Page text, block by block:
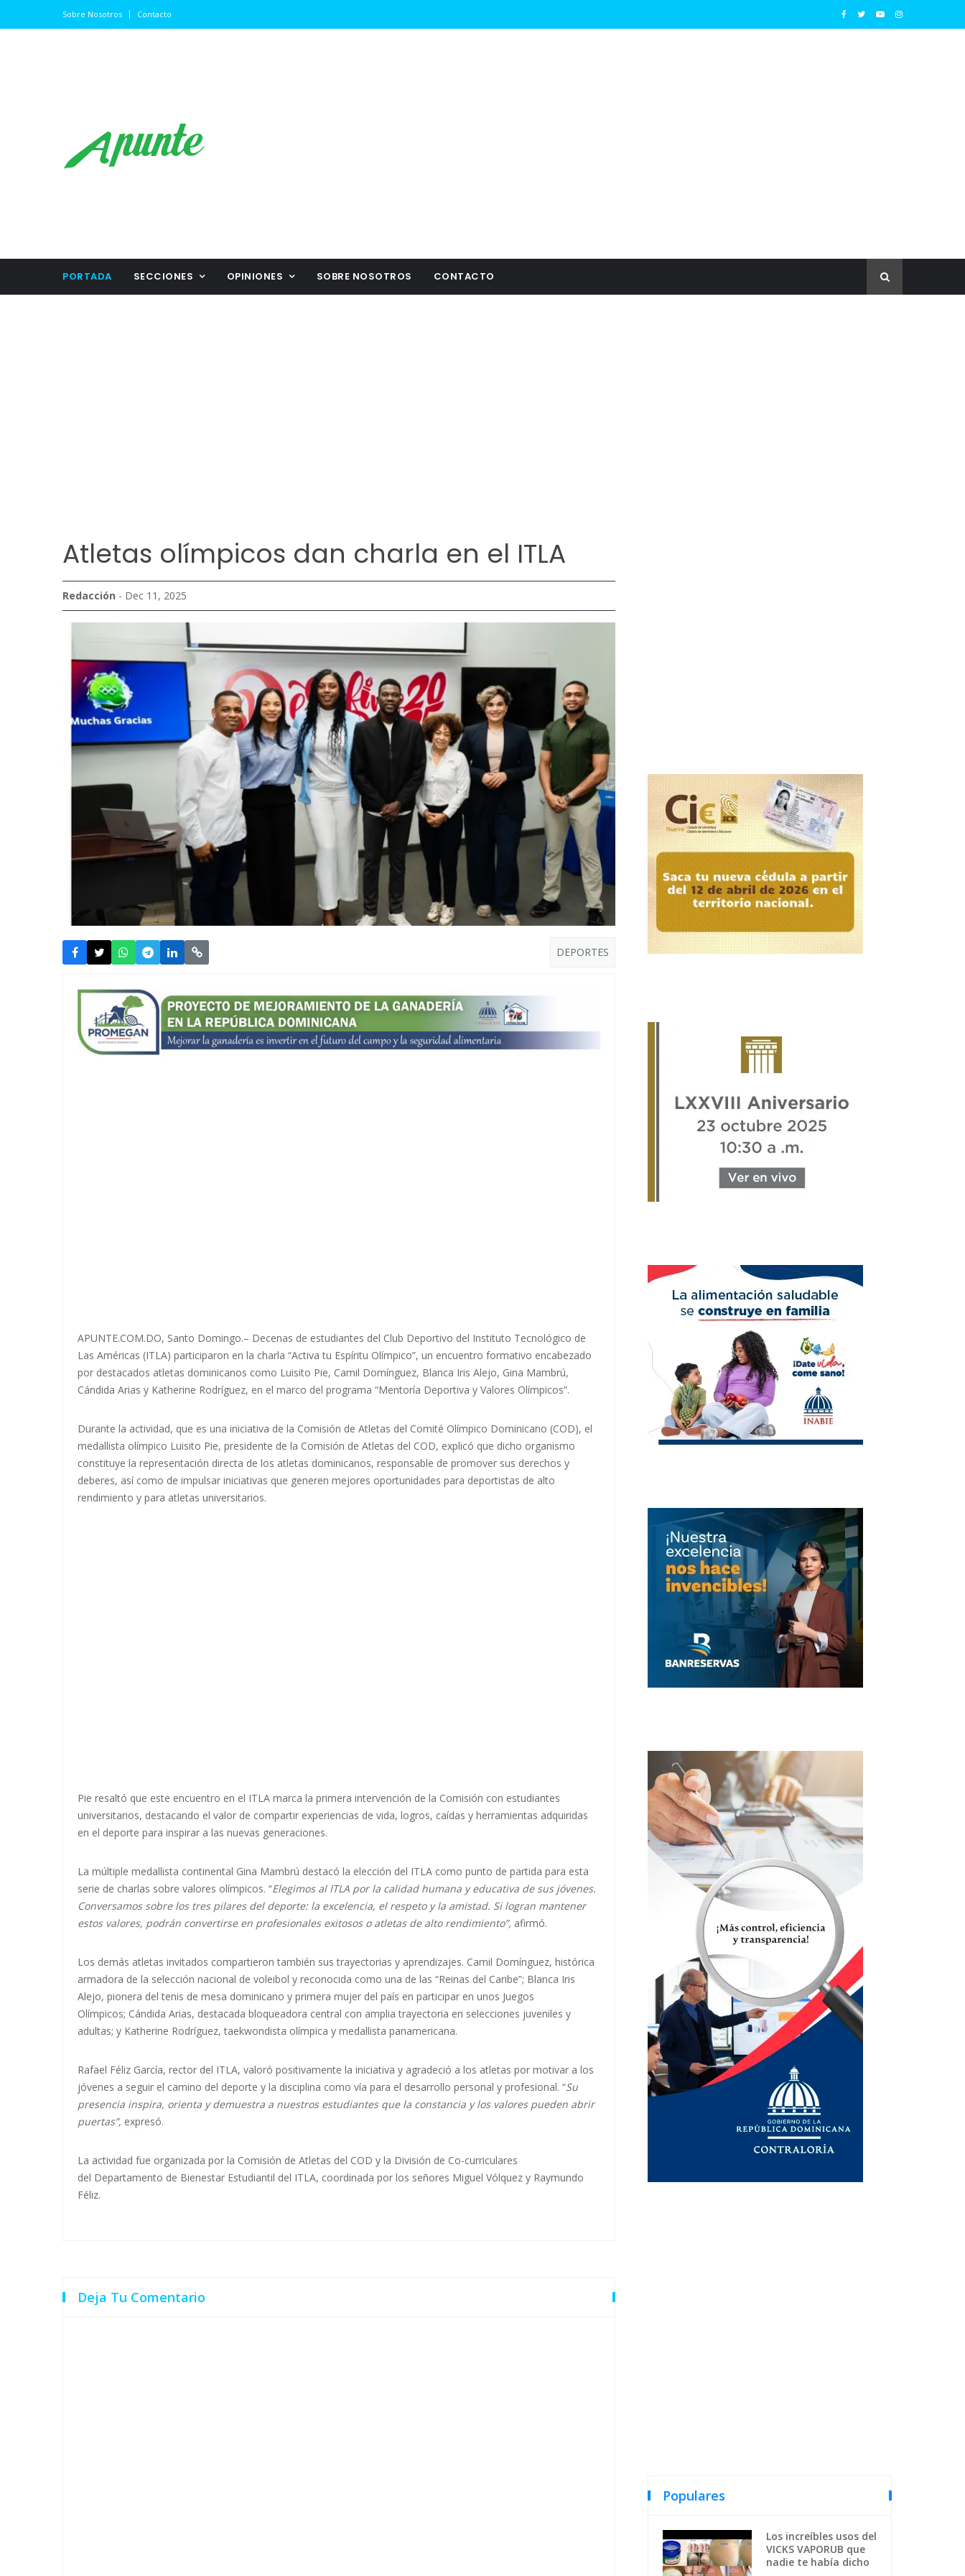
Sobre Nosotros Contacto
PORTADA SECCIONES OPINIONES SOBRE NOSOTROS CONTACTO
Atletas olímpicos dan charla en el ITLA
Redacción - Dec 11, 2025
DEPORTES
APUNTE.COM.DO, Santo Domingo.– Decenas de estudiantes del Club Deportivo del Instituto Tecnológico de
Las Américas (ITLA) participaron en la charla “Activa tu Espíritu Olímpico”, un encuentro formativo encabezado
por destacados atletas dominicanos como Luisito Pie, Camil Domínguez, Blanca Iris Alejo, Gina Mambrú,
Cándida Arias y Katherine Rodríguez, en el marco del programa “Mentoría Deportiva y Valores Olímpicos”.
Durante la actividad, que es una iniciativa de la Comisión de Atletas del Comité Olímpico Dominicano (COD), el
medallista olímpico Luisito Pie, presidente de la Comisión de Atletas del COD, explicó que dicho organismo
constituye la representación directa de los atletas dominicanos, responsable de promover sus derechos y
deberes, así como de impulsar iniciativas que generen mejores oportunidades para deportistas de alto
rendimiento y para atletas universitarios.
Pie resaltó que este encuentro en el ITLA marca la primera intervención de la Comisión con estudiantes
universitarios, destacando el valor de compartir experiencias de vida, logros, caídas y herramientas adquiridas
en el deporte para inspirar a las nuevas generaciones.
La múltiple medallista continental Gina Mambrú destacó la elección del ITLA como punto de partida para esta
serie de charlas sobre valores olímpicos. “Elegimos al ITLA por la calidad humana y educativa de sus jóvenes.
Conversamos sobre los tres pilares del deporte: la excelencia, el respeto y la amistad. Si logran mantener
estos valores, podrán convertirse en profesionales exitosos o atletas de alto rendimiento”, afirmó.
Los demás atletas invitados compartieron también sus trayectorias y aprendizajes. Camil Domínguez, histórica
armadora de la selección nacional de voleibol y reconocida como una de las “Reinas del Caribe”; Blanca Iris
Alejo, pionera del tenis de mesa dominicano y primera mujer del país en participar en unos Juegos
Olímpicos; Cándida Arias, destacada bloqueadora central con amplia trayectoria en selecciones juveniles y
adultas; y Katherine Rodríguez, taekwondista olímpica y medallista panamericana.
Rafael Féliz García, rector del ITLA, valoró positivamente la iniciativa y agradeció a los atletas por motivar a los
jóvenes a seguir el camino del deporte y la disciplina como vía para el desarrollo personal y profesional. “Su
presencia inspira, orienta y demuestra a nuestros estudiantes que la constancia y los valores pueden abrir
puertas”, expresó.
La actividad fue organizada por la Comisión de Atletas del COD y la División de Co-curriculares
del Departamento de Bienestar Estudiantil del ITLA, coordinada por los señores Miguel Vólquez y Raymundo
Féliz.
Deja Tu Comentario
Populares
Los increíbles usos del
VICKS VAPORUB que
nadie te había dicho